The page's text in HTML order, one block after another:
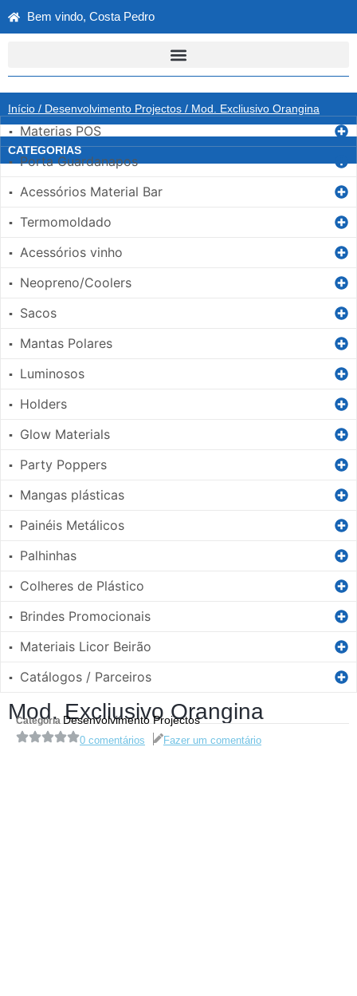
Bem vindo, Costa Pedro
Início / Desenvolvimento Projectos / Mod. Excliusivo Orangina
CATEGORIAS
▪ Materias POS
▪ Porta Guardanapos
▪ Acessórios Material Bar
▪ Termomoldado
▪ Acessórios vinho
▪ Neopreno/Coolers
▪ Sacos
▪ Mantas Polares
▪ Luminosos
▪ Holders
▪ Glow Materials
▪ Party Poppers
▪ Mangas plásticas
▪ Painéis Metálicos
▪ Palhinhas
▪ Colheres de Plástico
▪ Brindes Promocionais
▪ Materiais Licor Beirão
▪ Catálogos / Parceiros
Mod. Excliusivo Orangina
Categoria Desenvolvimento Projectos
0 comentários Fazer um comentário